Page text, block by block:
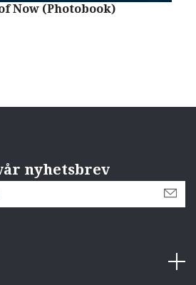
Now (Photobook)
nyhetsbrev